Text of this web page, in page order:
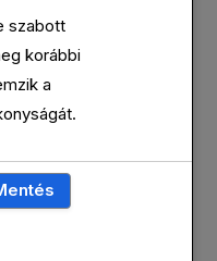
szabott
korábbi
a